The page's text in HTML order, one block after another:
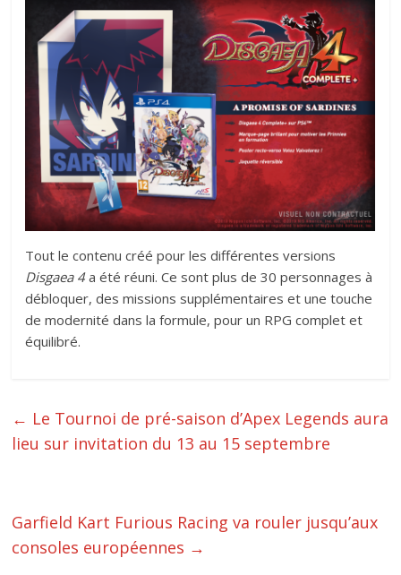
Tout le contenu créé pour les différentes versions
Disgaea 4a été réuni. Ce sont plus de 30 personnages à
débloquer, des missions supplémentaires et une touche
de modernité dans la formule, pour un RPG complet et
équilibré.
← Le Tournoi de pré-saison d’Apex Legends aura
lieu sur invitation du 13 au 15 septembre
Garfield Kart Furious Racing va rouler jusqu’aux
consoles européennes →